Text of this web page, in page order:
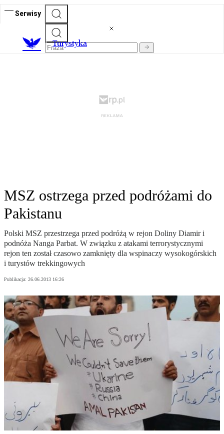
Serwisy
Turystyka
MSZ ostrzega przed podróżami do
Pakistanu
Polski MSZ przestrzega przed podróżą w rejon Doliny Diamir i
podnóża Nanga Parbat. W związku z atakami terrorystycznymi
rejon ten został czasowo zamknięty dla wspinaczy wysokogórskich
i turystów trekkingowych
Publikacja: 26.06.2013 16:26